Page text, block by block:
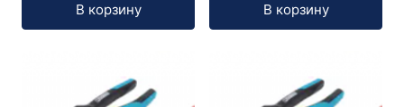
В корзину В корзину